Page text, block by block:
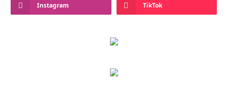
Instagram TikTok